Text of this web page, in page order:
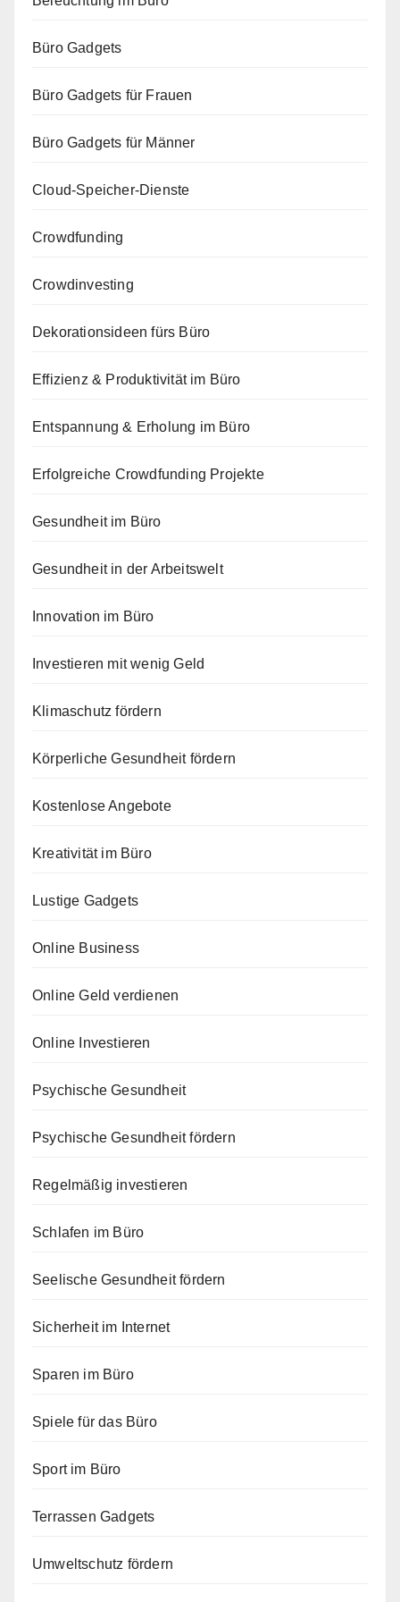
Büro Gadgets
Büro Gadgets für Frauen
Büro Gadgets für Männer
Cloud-Speicher-Dienste
Crowdfunding
Crowdinvesting
Dekorationsideen fürs Büro
Effizienz & Produktivität im Büro
Entspannung & Erholung im Büro
Erfolgreiche Crowdfunding Projekte
Gesundheit im Büro
Gesundheit in der Arbeitswelt
Innovation im Büro
Investieren mit wenig Geld
Klimaschutz fördern
Körperliche Gesundheit fördern
Kostenlose Angebote
Kreativität im Büro
Lustige Gadgets
Online Business
Online Geld verdienen
Online Investieren
Psychische Gesundheit
Psychische Gesundheit fördern
Regelmäßig investieren
Schlafen im Büro
Seelische Gesundheit fördern
Sicherheit im Internet
Sparen im Büro
Spiele für das Büro
Sport im Büro
Terrassen Gadgets
Umweltschutz fördern